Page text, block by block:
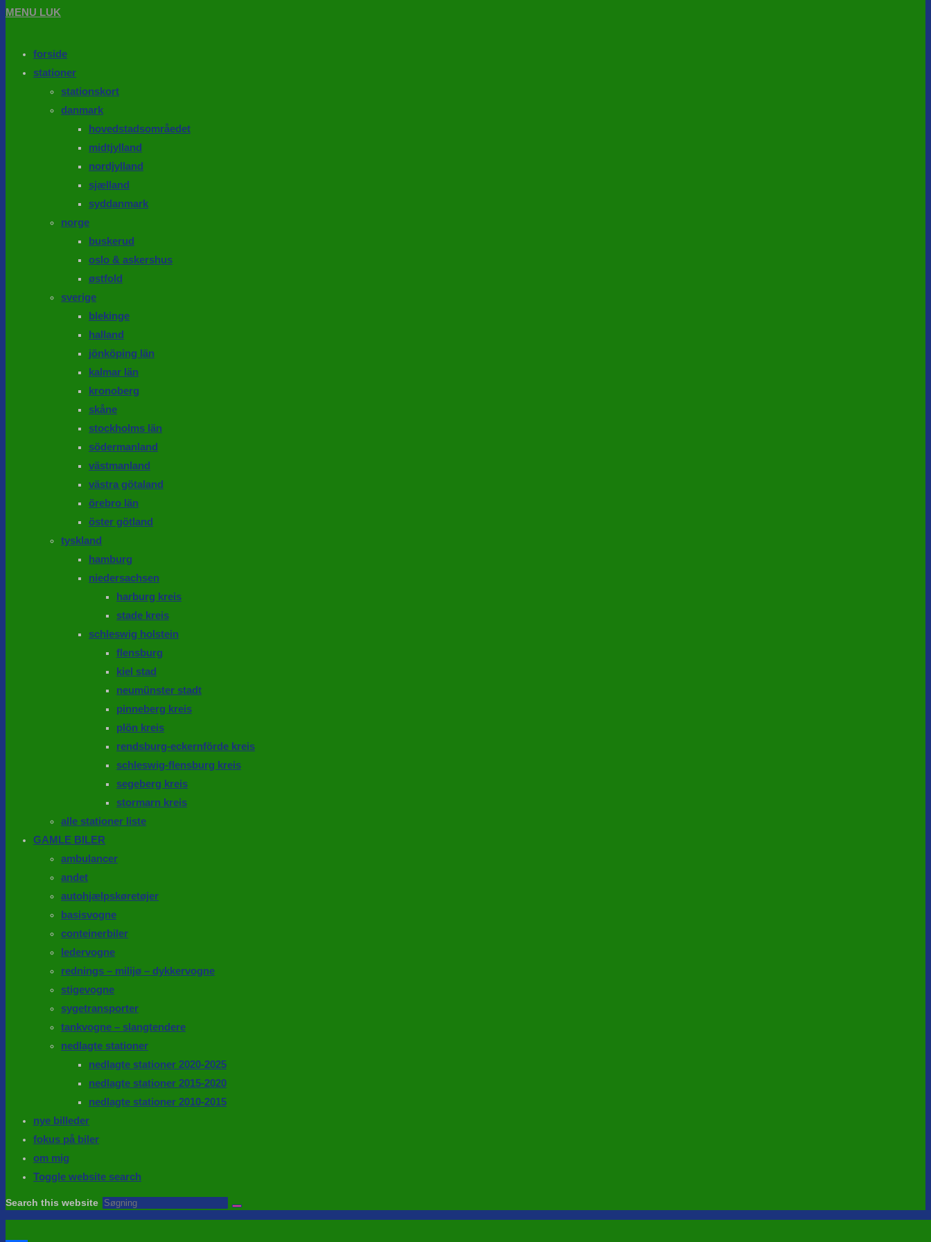
MENU LUK
forside
stationer
stationskort
danmark
hovedstadsområedet
midtjylland
nordjylland
sjælland
syddanmark
norge
buskerud
oslo & askershus
østfold
sverige
blekinge
halland
jönköping län
kalmar län
kronoberg
skåne
stockholms län
södermanland
västmanland
västra götaland
örebro län
öster götland
tyskland
hamburg
niedersachsen
harburg kreis
stade kreis
schleswig holstein
flensburg
kiel stad
neumünster stadt
pinneberg kreis
plön kreis
rendsburg-eckernförde kreis
schleswig-flensburg kreis
segeberg kreis
stormarn kreis
alle stationer liste
GAMLE BILER
ambulancer
andet
autohjælpskøretøjer
basisvogne
conteinerbiler
ledervogne
rednings – milijø – dykkervogne
stigevogne
sygetransporter
tankvogne – slangtendere
nedlagte stationer
nedlagte stationer 2020-2025
nedlagte stationer 2015-2020
nedlagte stationer 2010-2015
nye billeder
fokus på biler
om mig
Toggle website search
Search this website